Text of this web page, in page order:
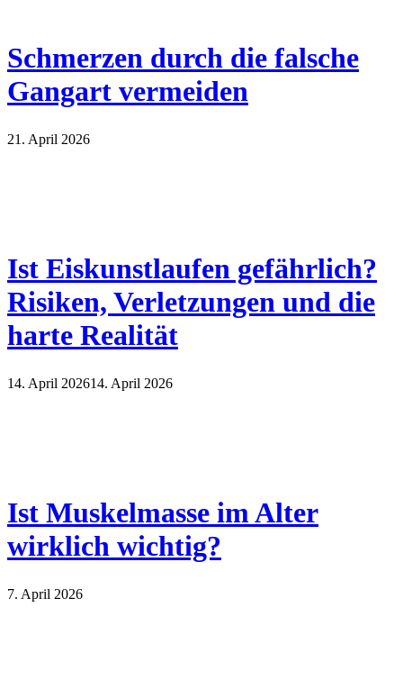
Schmerzen durch die falsche
Gangart vermeiden
21. April 2026
Ist Eiskunstlaufen gefährlich?
Risiken, Verletzungen und die
harte Realität
14. April 202614. April 2026
Ist Muskelmasse im Alter
wirklich wichtig?
7. April 2026